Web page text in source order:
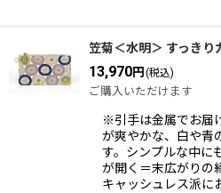
笠菊＜水明＞ すっきり
13,970円 (税込)
ご購入いただけます
※引手は金属でお届
が爽やかな、白や青
す。シンプルな中に
が開く＝末広がりの
キャッシュレス派に